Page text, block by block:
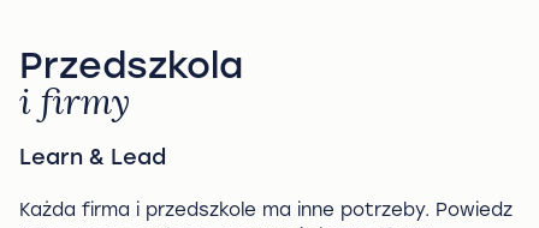
Przedszkola
i firmy
Learn & Lead
Każda firma i przedszkole ma inne potrzeby. Powiedz